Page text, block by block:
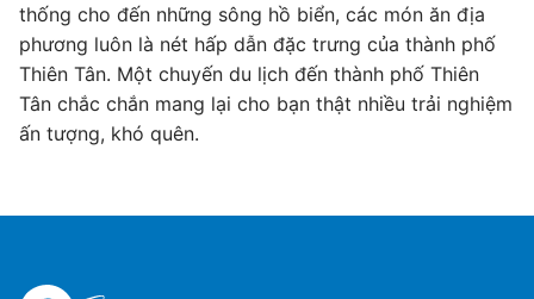
thống cho đến những sông hồ biển, các món ăn địa
phương luôn là nét hấp dẫn đặc trưng của thành phố
Thiên Tân. Một chuyến du lịch đến thành phố Thiên
Tân chắc chắn mang lại cho bạn thật nhiều trải nghiệm
ấn tượng, khó quên.